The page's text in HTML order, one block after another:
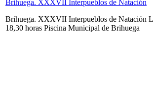
Brihuega. XXXVII Interpueblos de Natación
Brihuega. XXXVII Interpueblos de Natación
18,30 horas Piscina Municipal de Brihuega